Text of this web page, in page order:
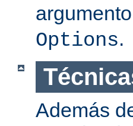
argumento
Options.
Además